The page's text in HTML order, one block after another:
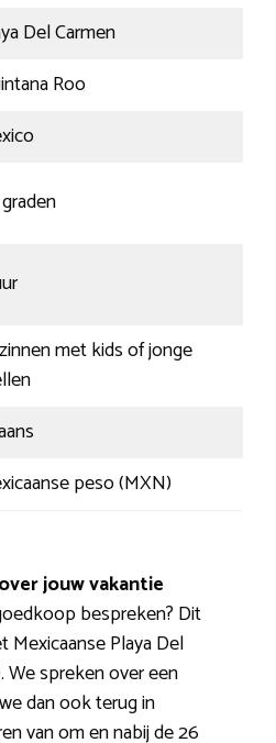
Del Carmen
Roo
met kids of jonge
peso (MXN)
jouw vakantie
bespreken? Dit
Playa Del
We spreken over een
dan ook terug in
van om en nabij de 26